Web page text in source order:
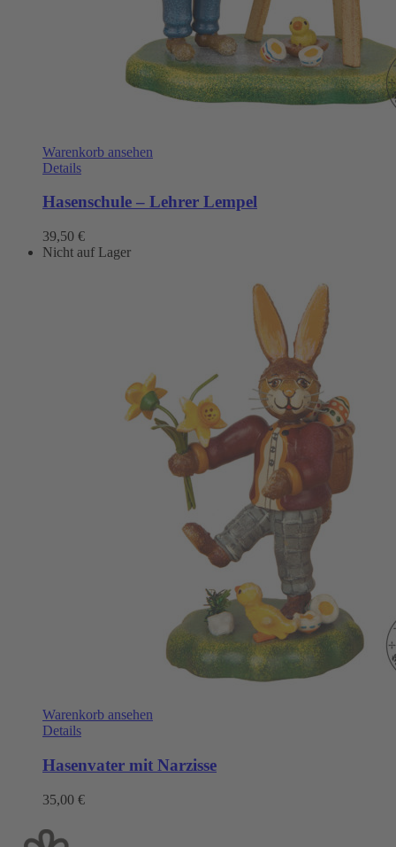
Warenkorb ansehen
Details
Hasenschule – Lehrer Lempel
39,50 €
Nicht auf Lager
Warenkorb ansehen
Details
Hasenvater mit Narzisse
35,00 €